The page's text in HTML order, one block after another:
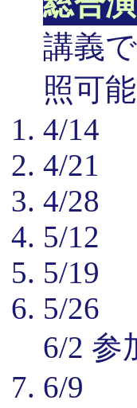
講義
照可
4/14
4/21
4/28
5/12
5/19
5/26
6/2 参
6/9